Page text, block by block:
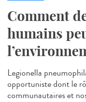
Comment
humains
Legionella
opportuniste dont le
communautaires et